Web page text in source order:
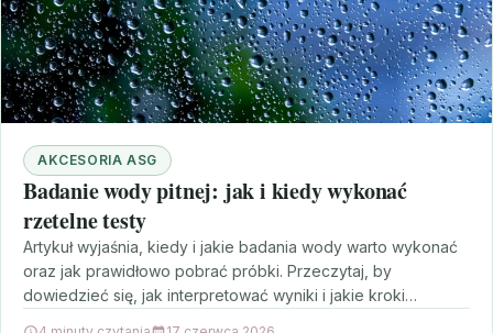
AKCESORIA ASG
Badanie wody pitnej: jak i kiedy wykonać
rzetelne testy
Artykuł wyjaśnia, kiedy i jakie badania wody warto wykonać
oraz jak prawidłowo pobrać próbki. Przeczytaj, by
dowiedzieć się, jak interpretować wyniki i jakie kroki…